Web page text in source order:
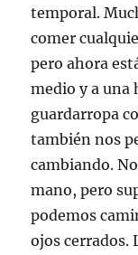
temporal.
comer
pero ahora
medio y a una
guardarropa
también nos
cambiando.
mano, pero
podemos
ojos cerrados.